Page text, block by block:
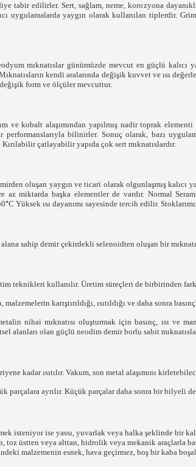
tabir edilirler. Sert, sağlam, neme, korozyona
uygulamalarda yaygın olarak kullanılan tiplerdir.
mıknatıslar günümüzde mevcut en güçlü
kendi aralarında değişik kuvvet ve ısı
değişik form ve ölçüler mevcuttur.
ve kobalt alaşımından yapılmış nadir toprak
bilinirler. Sonuç olarak, bazı
çatlayabilir yapıda çok sert mıknatıslardır.
oluşan yaygın ve ticari olarak olgunlaşmış kalıcı
az miktarda başka elementler de vardır. Normal
°C Yüksek ısı dayanımı sayesinde tercih edilir.
sahip demir çekirdekli selenoidten oluşan bir
teknikleri kullanılır. Üretim süreçleri de birbirinden
karıştırıldığı, ısıtıldığı ve daha sonra
nihai mıknatısı oluşturmak için basınç, ısı ve
alanları olan güçlü neodim demir borlu sabit
kadar ısıtılır. Vakum, son metal alaşımını
parçalara ayrılır. Küçük parçalar daha sonra bir bilyeli
isteniyor ise yassı, yuvarlak veya halka şeklinde bir
üstten veya alttan, hidrolik veya mekanik araçlarla
malzemenin esnek, hava geçirmez, boş bir kaba